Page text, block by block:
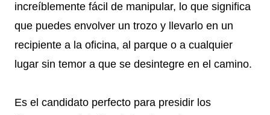
increíblemente fácil de manipular, lo que significa
que puedes envolver un trozo y llevarlo en un
recipiente a la oficina, al parque o a cualquier
lugar sin temor a que se desintegre en el camino.
Es el candidato perfecto para presidir los